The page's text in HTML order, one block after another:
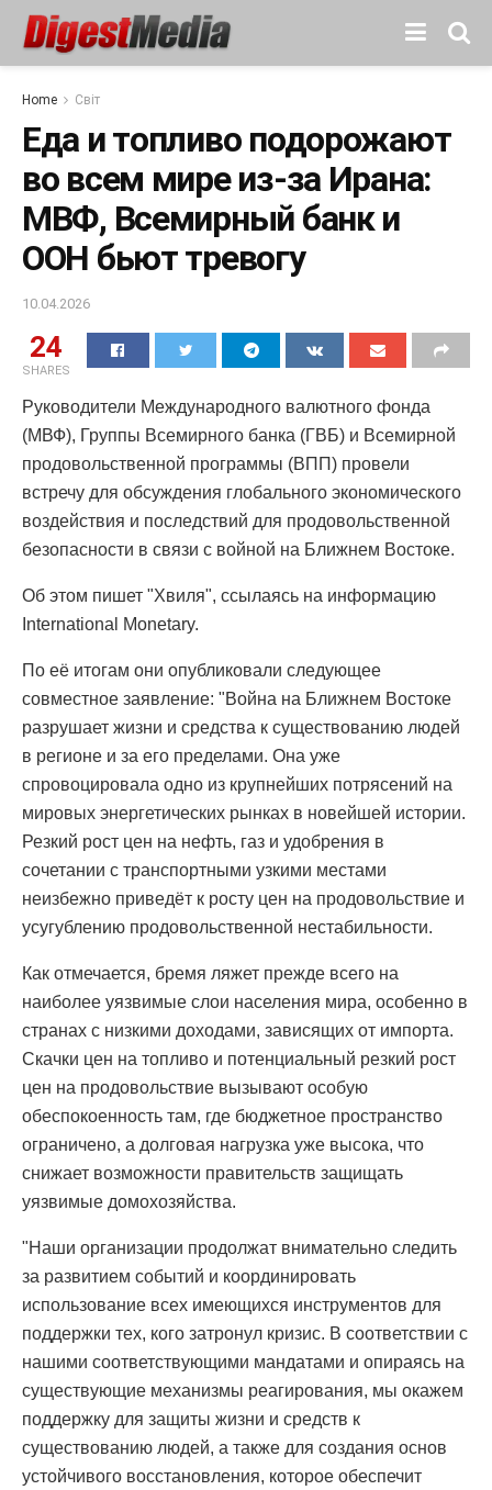
Home Світ
Еда и топливо подорожают
во всем мире из-за Ирана:
МВФ, Всемирный банк и
ООН бьют тревогу
10.04.2026
24
SHARES
Руководители Международного валютного фонда
(МВФ), Группы Всемирного банка (ГВБ) и Всемирной
продовольственной программы (ВПП) провели
встречу для обсуждения глобального экономического
воздействия и последствий для продовольственной
безопасности в связи с войной на Ближнем Востоке.
Об этом пишет "Хвиля", ссылаясь на информацию
International Monetary.
По её итогам они опубликовали следующее
совместное заявление: "Война на Ближнем Востоке
разрушает жизни и средства к существованию людей
в регионе и за его пределами. Она уже
спровоцировала одно из крупнейших потрясений на
мировых энергетических рынках в новейшей истории.
Резкий рост цен на нефть, газ и удобрения в
сочетании с транспортными узкими местами
неизбежно приведёт к росту цен на продовольствие и
усугублению продовольственной нестабильности.
Как отмечается, бремя ляжет прежде всего на
наиболее уязвимые слои населения мира, особенно в
странах с низкими доходами, зависящих от импорта.
Скачки цен на топливо и потенциальный резкий рост
цен на продовольствие вызывают особую
обеспокоенность там, где бюджетное пространство
ограничено, а долговая нагрузка уже высока, что
снижает возможности правительств защищать
уязвимые домохозяйства.
"Наши организации продолжат внимательно следить
за развитием событий и координировать
использование всех имеющихся инструментов для
поддержки тех, кого затронул кризис. В соответствии с
нашими соответствующими мандатами и опираясь на
существующие механизмы реагирования, мы окажем
поддержку для защиты жизни и средств к
существованию людей, а также для создания основ
устойчивого восстановления, которое обеспечит